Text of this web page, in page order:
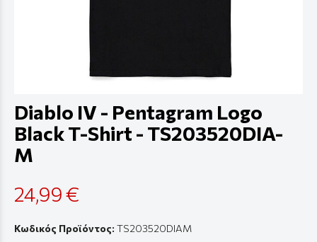
Diablo IV - Pentagram Logo
Black T-Shirt - TS203520DIA-
M
24,99 €
Κωδικός Προϊόντος: TS203520DIAM